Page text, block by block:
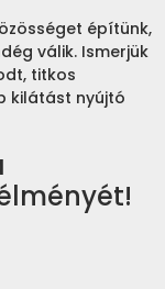
építünk,
válik. Ismerjük
titkos
kilátást nyújtó